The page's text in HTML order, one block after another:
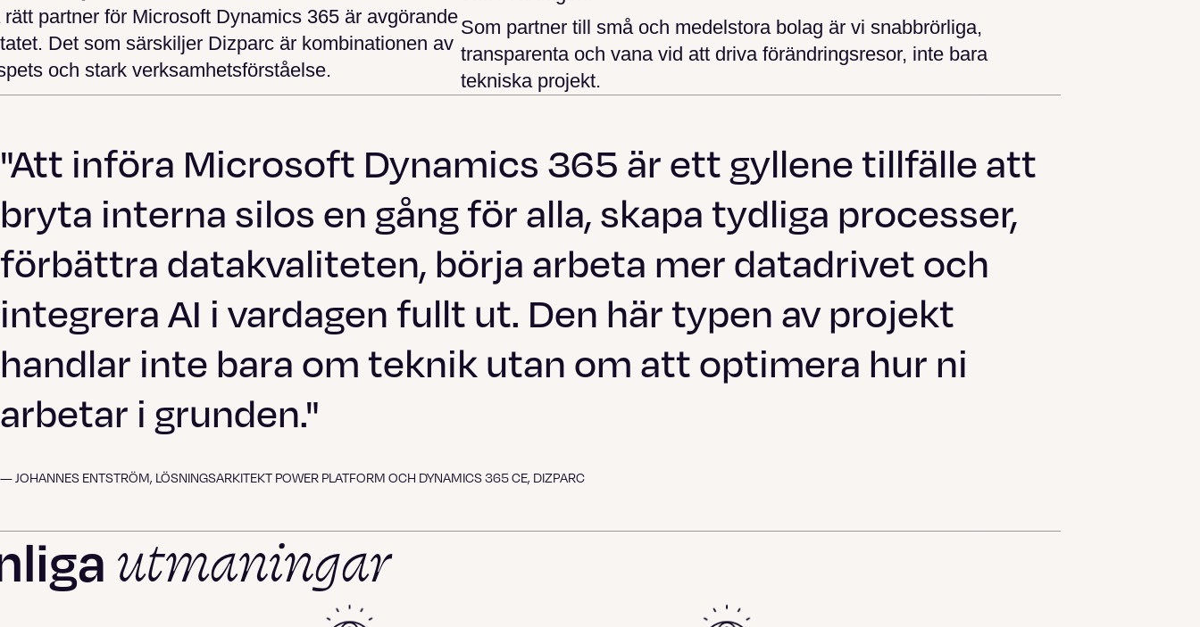
partner för Microsoft Dynamics 365 är avgörande
Det som särskiljer Dizparc är kombinationen av
och stark verksamhetsförståelse.
Som partner till små och medelstora bolag är vi snabbrörliga,
transparenta och vana vid att driva förändringsresor, inte bara
tekniska projekt.
"Att införa Microsoft Dynamics 365 är ett gyllene tillfälle att
bryta interna silos en gång för alla, skapa tydliga processer,
förbättra datakvaliteten, börja arbeta mer datadrivet och
integrera AI i vardagen fullt ut. Den här typen av projekt
handlar inte bara om teknik utan om att optimera hur ni
arbetar i grunden."
— JOHANNES ENTSTRÖM, LÖSNINGSARKITEKT POWER PLATFORM OCH DYNAMICS 365 CE, DIZPARC
utmaningar